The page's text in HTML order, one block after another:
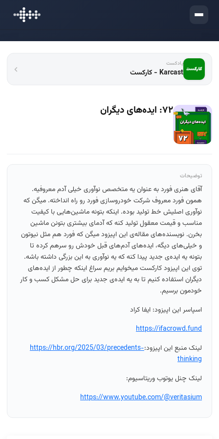
ورود
پادکست
Karcast - کارکست
۷۲: ایده‌های دیگران
توضیحات
آقای هنری فورد به عنوان یه متخصص نوآوری خیلی آدم معروفیه.
همون فورد معروف شرکت خودروسازی فورد رو راه انداخته. میگن که
نوآوری اصلیش خط تولید بوده. اینکه بتونه ماشین‌هایی با کیفیت
مناسب و قیمت معقول تولید کنه که آدمای بیشتری بتونن ماشین
بخرن. نویسنده‌های مقاله‌ی این اپیزود میگن که فورد هم مثل نیوتون
و خیلی‌های دیگه، ایده‌های آدم‌های قبل خودش رو سرهم کرده تا
بتونه یه ایده‌ی جدید پیدا کنه که یه نوآوری به این بزرگی داشته باشه.
توی این اپیزود کارکست میخوایم بریم سراغ اینکه چطور از ایده‌های
دیگران استفاده کنیم تا به یه ایده‌ی جدید برای حل مشکل کسب و کار
خودمون برسیم.
اسپاسر این اپیزود: ایفا کراد
https://ifacrowd.fund
لینک منبع این اپیزود:https://hbr.org/2025/03/precedents-
thinking
لینک چنل یوتوب وریتاسیوم:
https://www.youtube.com/@veritasium